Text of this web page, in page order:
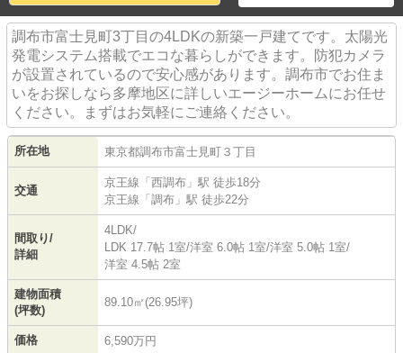
調布市富士見町3丁目の4LDKの新築一戸建てです。太陽光
発電システム搭載でエコな暮らしができます。防犯カメラ
が設置されているので安心感があります。調布市でお住ま
いをお探しなら多摩地区に詳しいエージーホームにお任せ
ください。まずはお気軽にご連絡ください。
所在地 東京都調布市富士見町 ３丁目
交通
京王線 「 西調布 」駅 徒歩18分
京王線 「 調布 」駅 徒歩22分
間取り/
詳細
4LDK/
LDK 17.7帖 1室/洋室 6.0帖 1室/洋室 5.0帖 1室/
洋室 4.5帖 2室
建物面積
(坪数)
89.10㎡(26.95坪)
価格 6,590万円